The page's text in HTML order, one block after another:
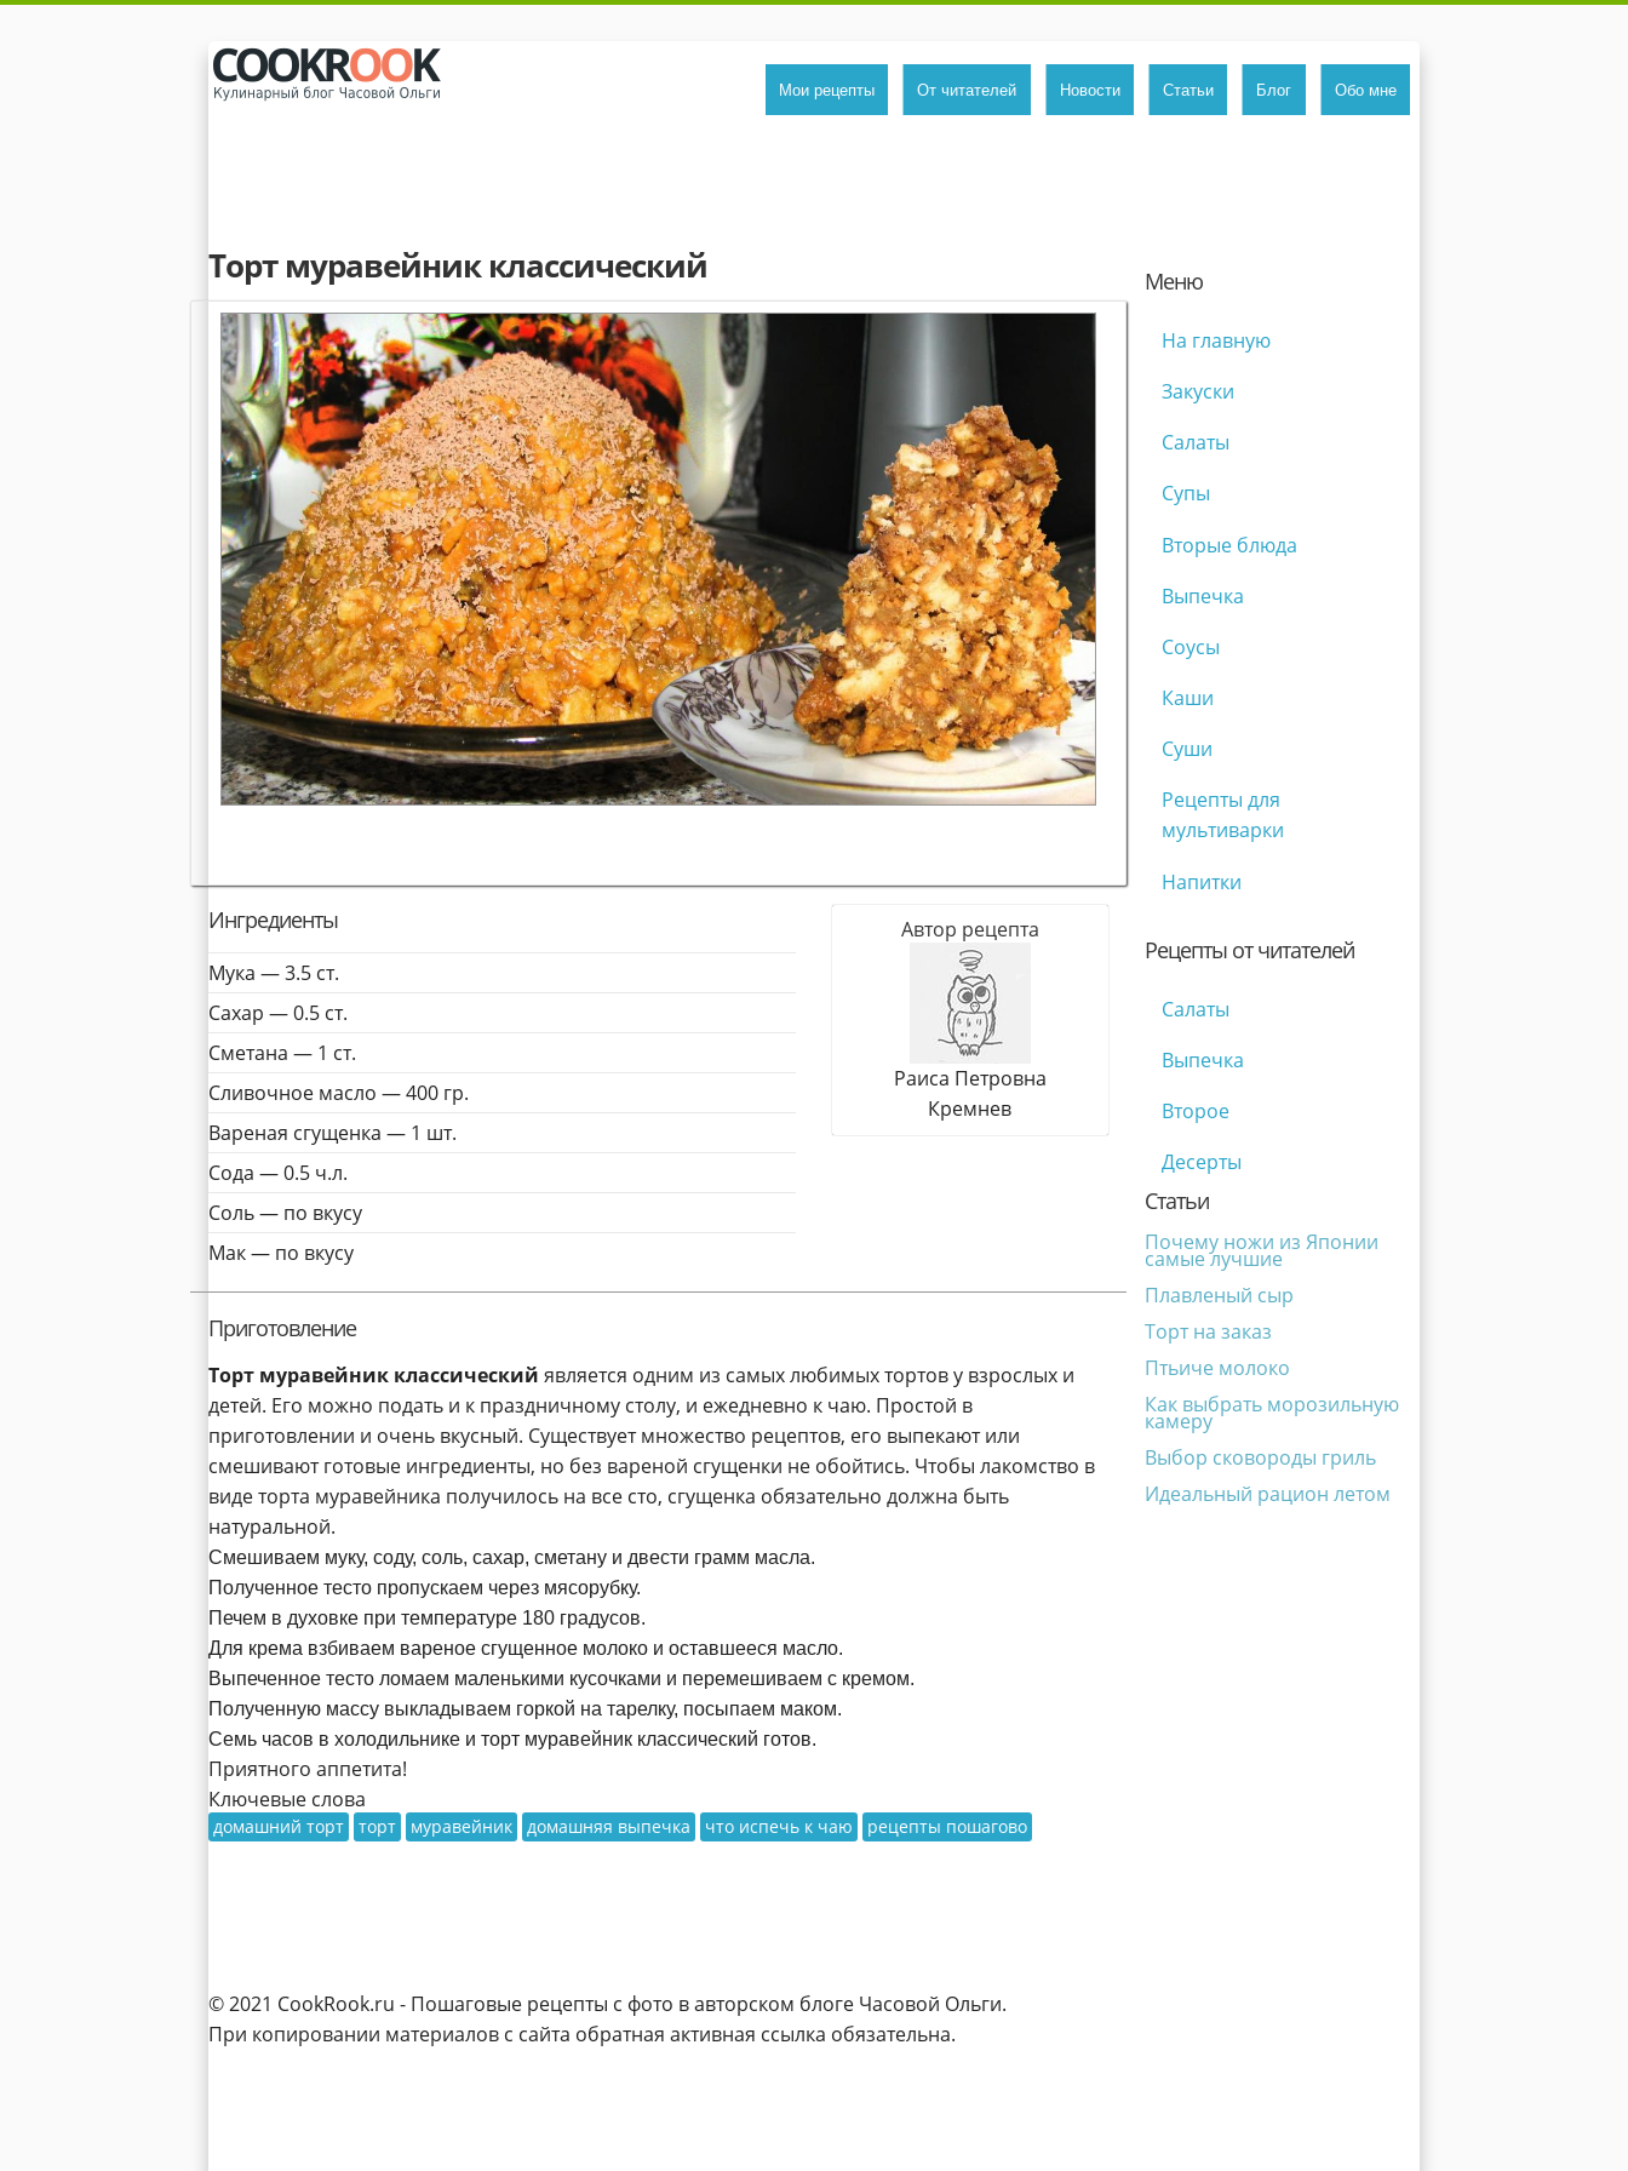
Мои рецепты От читателей Новости Статьи Блог Обо мне
Торт муравейник классический
Ингредиенты
Мука —3.5 ст.
Сахар —0.5 ст.
Сметана — 1 ст.
Сливочное масло —400 гр.
Вареная сгущенка — 1 шт.
Сода —0.5 ч.л.
Соль — по вкусу
Мак — по вкусу
Автор рецепта
Раиса Петровна
Кремнев
Приготовление
Торт муравейник классический является одним из самых любимых тортов у взрослых и
детей. Его можно подать и к праздничному столу, и ежедневно к чаю. Простой в
приготовлении и очень вкусный. Существует множество рецептов, его выпекают или
смешивают готовые ингредиенты, но без вареной сгущенки не обойтись. Чтобы лакомство в
виде торта муравейника получилось на все сто, сгущенка обязательно должна быть
натуральной.
Смешиваем муку, соду, соль, сахар, сметану и двести грамм масла.
Полученное тесто пропускаем через мясорубку.
Печем в духовке при температуре 180 градусов.
Для крема взбиваем вареное сгущенное молоко и оставшееся масло.
Выпеченное тесто ломаем маленькими кусочками и перемешиваем с кремом.
Полученную массу выкладываем горкой на тарелку, посыпаем маком.
Семь часов в холодильнике и торт муравейник классический готов.
Приятного аппетита!
Ключевые слова
домашний торт торт муравейник домашняя выпечка что испечь к чаю рецепты пошагово
Меню
На главную
Закуски
Салаты
Супы
Вторые блюда
Выпечка
Соусы
Каши
Суши
Рецепты для
мультиварки
Напитки
Рецепты от читателей
Салаты
Выпечка
Второе
Десерты
Статьи
Почему ножи из Японии
самые лучшие
Плавленый сыр
Торт на заказ
Птьиче молоко
Как выбрать морозильную
камеру
Выбор сковороды гриль
Идеальный рацион летом
© 2021 CookRook.ru - Пошаговые рецепты с фото в авторском блоге Часовой Ольги.
При копировании материалов с сайта обратная активная ссылка обязательна.